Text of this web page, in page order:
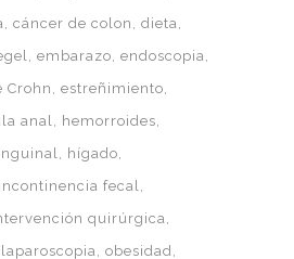
cáncer de colon
dieta
embarazo endoscopia
Crohn
estreñimiento
anal
hemorroides
hígado
incontinencia fecal
quirúrgica
laparoscopia obesidad